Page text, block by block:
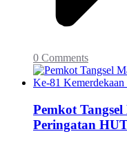
0 Comments
Pemkot
Peringatan